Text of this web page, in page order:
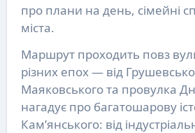
про плани на день, сімейні
міста.
Маршрут проходить повз
різних епох — від
Маяковського та провулка
нагадує про багатошарову
Кам’янського: від